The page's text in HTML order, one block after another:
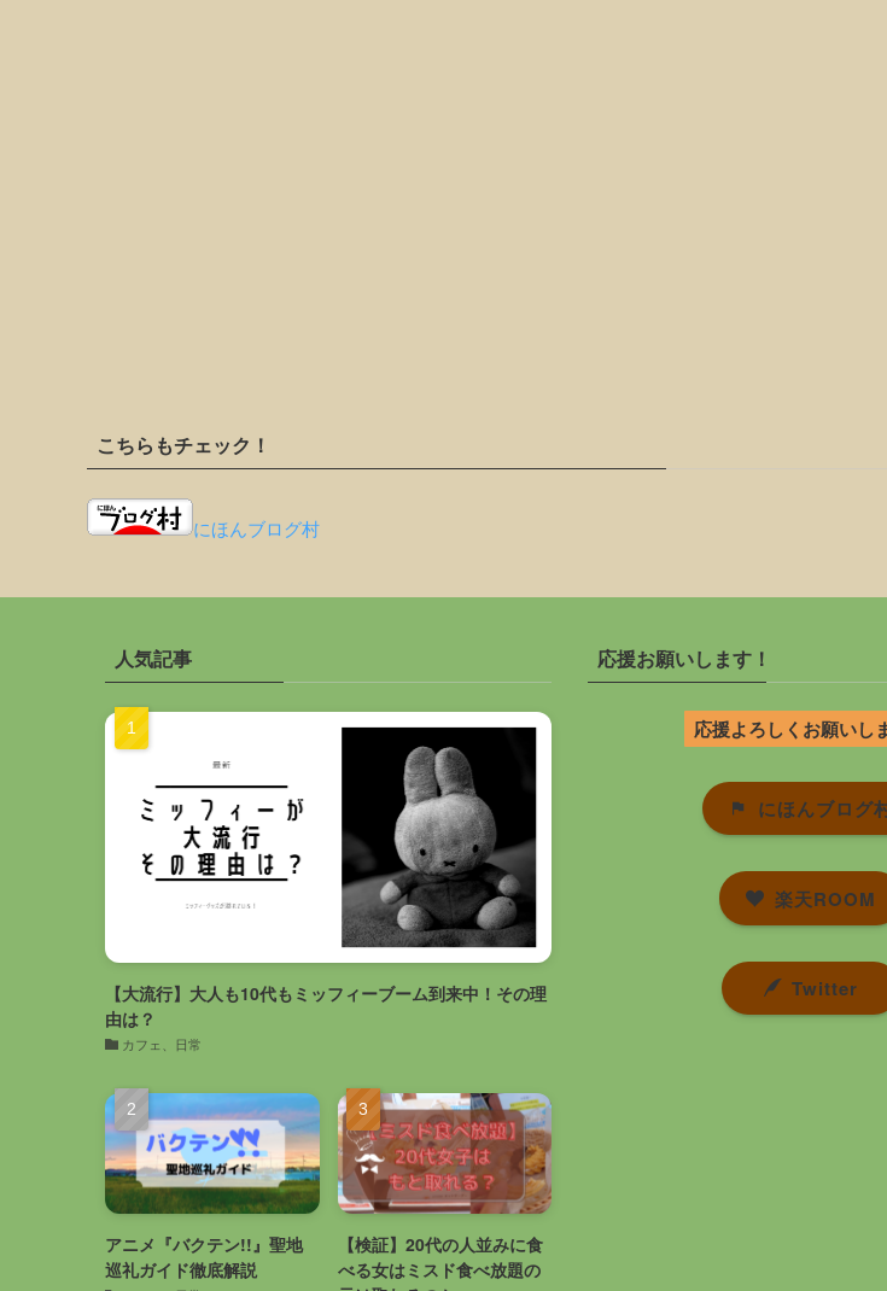
こちらもチェック！
にほんブログ村
人気記事
【大流行】大人も10代もミッフィーブーム到来中！その理
由は？
カフェ、日常
アニメ『バクテン!!』聖地
巡礼ガイド徹底解説
【検証】20代の人並みに食
べる女はミスド食べ放題の
応援お願いします！
応援よろしくお願いし
にほんブログ
楽天ROOM
Twitter